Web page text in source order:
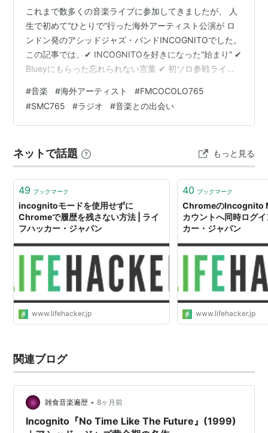
これまで数多くの音楽ライブに参加してきましたが、 人
生で初めて“ひとりで”行った海外アーティスト公演が ロ
ンドン発のアシッドジャズ・バンドINCOGNITOでした。
この記事では、✔ INCOGNITOを好きになった“始まり” ✔
Blueyにもらった忘れられない言葉 ✔ 初ソロ参戦ライブ
INCOGNITOを知っている人にも、 これから聴いてみた
い方にも、小さな“音楽の灯り”のような 記事になれば嬉
しいです。 INCOGNITOとはどんなバンド？ あの日の偶
もらったサインの言葉が、今…
#音楽 #海外アーティスト #FMCOCOLO765
#SMC765 #ラジオ #音楽との出会い
ネットで話題 もっと見る
49 ブックマーク
incognitoモードを使用せずに
Chromeで履歴を残さない方法 | ライ
フハッカー・ジャパン
www.lifehacker.jp
40 ブックマーク
ChromeのIncognito
カウントへ同時ログ
カー・ジャパン
www.lifehacker.jp
関連ブログ
雑食音楽遍歴 • 8ヶ月前
Incognito『No Time Like The Future』(1999)